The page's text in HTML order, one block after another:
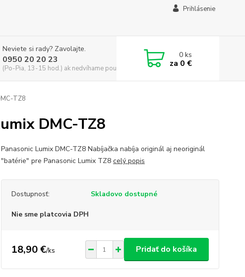
Prihlásenie
Neviete si rady? Zavolajte.
0950 20 20 23
(Po-Pia, 13-15 hod.) ak nedvíhame použite CHATBOX
0ks
za 0 €
TZ8
DMC-TZ8
Panasonic Lumix DMC-TZ8 Nabíjačka nabíja originál aj neoriginál
"batérie" pre Panasonic Lumix TZ8 celý popis
Dostupnosť: Skladovo dostupné
Nie sme platcovia DPH
18,90 €/ks Pridať do košíka